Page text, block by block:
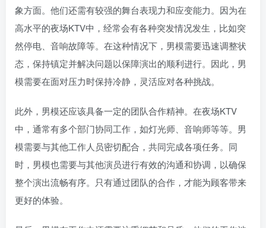
象方面。他们还需有较强的舞台表现力和应变能力。因为在
高水平的夜场KTV中，经常会有各种突发情况发生，比如突
然停电、音响故障等。在这种情况下，男模需要迅速调整状
态，保持镇定并解决问题以保障演出的顺利进行。因此，男
模需要在面对压力时保持冷静，灵活应对各种挑战。
此外，男模还应该具备一定的团队合作精神。在夜场KTV
中，通常有多个部门协同工作，如灯光师、音响师等等。男
模需要与其他工作人员密切配合，共同完成各项任务。同
时，男模也需要与其他演员进行有效的沟通和协调，以确保
整个演出流畅有序。只有通过团队的合作，才能为顾客带来
更好的体验。